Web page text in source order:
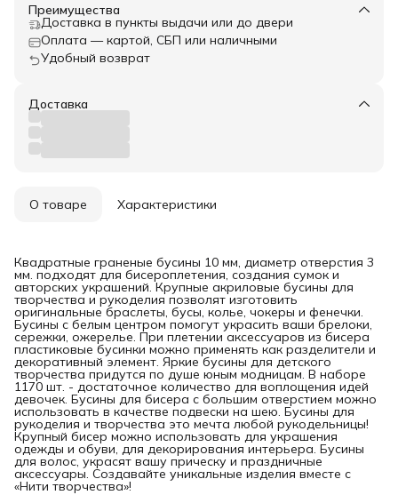
Преимущества
Доставка в пункты выдачи или до двери
Оплата — картой, СБП или наличными
Удобный возврат
Доставка
О товаре Характеристики
Квадратные граненые бусины 10 мм, диаметр отверстия 3
мм. подходят для бисероплетения, создания сумок и
авторских украшений. Крупные акриловые бусины для
творчества и рукоделия позволят изготовить
оригинальные браслеты, бусы, колье, чокеры и фенечки.
Бусины с белым центром помогут украсить ваши брелоки,
сережки, ожерелье. При плетении аксессуаров из бисера
пластиковые бусинки можно применять как разделители и
декоративный элемент. Яркие бусины для детского
творчества придутся по душе юным модницам. В наборе
1170 шт. - достаточное количество для воплощения идей
девочек. Бусины для бисера с большим отверстием можно
использовать в качестве подвески на шею. Бусины для
рукоделия и творчества это мечта любой рукодельницы!
Крупный бисер можно использовать для украшения
одежды и обуви, для декорирования интерьера. Бусины
для волос, украсят вашу прическу и праздничные
аксессуары. Создавайте уникальные изделия вместе с
«Нити творчества»!